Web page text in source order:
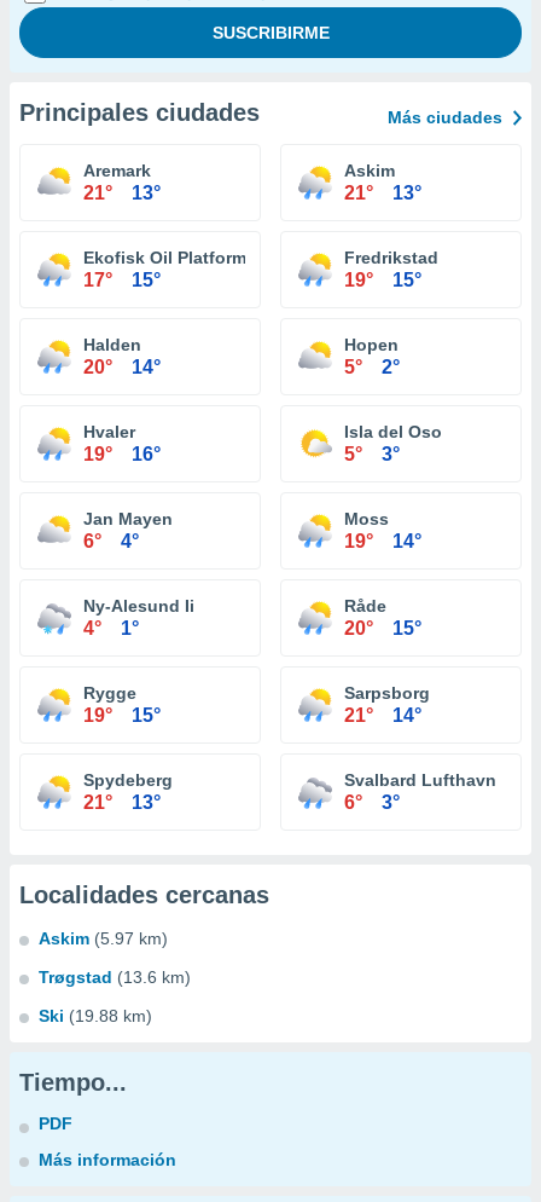
Principales ciudades Más ciudades
Aremark
21° 13°
Askim
21° 13°
Ekofisk Oil Platform
17° 15°
Fredrikstad
19° 15°
Halden
20° 14°
Hopen
5° 2°
Hvaler
19° 16°
Isla del Oso
5° 3°
Jan Mayen
6° 4°
Moss
19° 14°
Ny-Alesund Ii
4° 1°
Råde
20° 15°
Rygge
19° 15°
Sarpsborg
21° 14°
Spydeberg
21° 13°
Svalbard Lufthavn
6° 3°
Localidades cercanas
Askim (5.97 km)
Trøgstad (13.6 km)
Ski (19.88 km)
Tiempo...
PDF
Más información